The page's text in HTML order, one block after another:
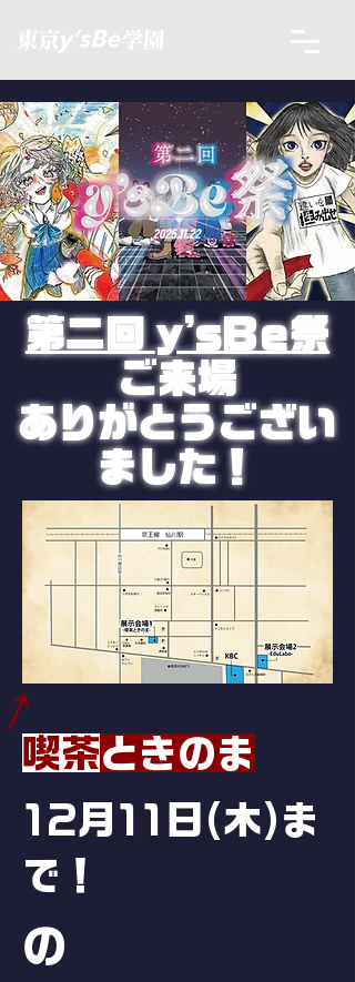
第二回y’sBe祭
​ご来場
ありがとうござい
ました！
喫茶ときのま
​12月11日(木)ま
で！
の